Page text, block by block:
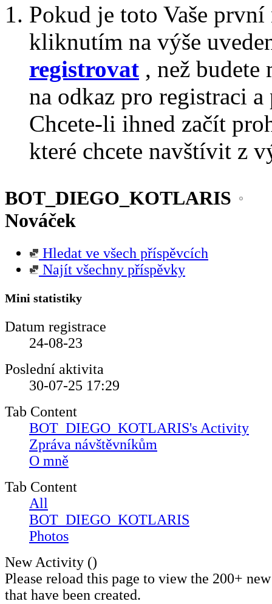
Pokud je toto Vaše
kliknutím na výše
registrovat , než
na odkaz pro registraci
Chcete-li ihned začít
které chcete navštívit z
BOT_DIEGO_KOTLARIS
Nováček
Hledat ve všech příspěvcích
Najít všechny příspěvky
Mini statistiky
Datum registrace
24-08-23
Poslední aktivita
30-07-25 17:29
Tab Content
BOT_DIEGO_KOTLARIS's Activity
Zpráva návštěvníkům
O mně
Tab Content
All
BOT_DIEGO_KOTLARIS
Photos
New Activity ()
Please reload this page to view the 200+
that have been created.